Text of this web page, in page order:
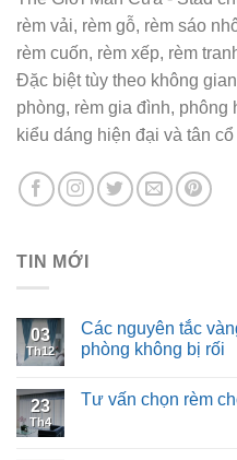
rèm vải, rèm gỗ, rèm sáo
rèm cuốn, rèm xếp, rèm
Đặc biệt tùy theo không
phòng, rèm gia đình,
kiểu dáng hiện đại và tân cổ
TIN MỚI
03
Th12
Các nguyên tắc
phòng không bị rối
23
Th4
Tư vấn chọn rèm